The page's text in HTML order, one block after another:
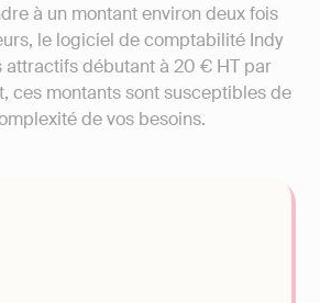
à un montant environ deux fois
le logiciel de comptabilité Indy
attractifs débutant à 20 € HT par
ces montants sont susceptibles de
de vos besoins.